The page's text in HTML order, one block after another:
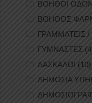
ΒΟΗΘΟΙ
ΒΟΗΘΟΣ
ΓΡΑΜΜΑΤΕΙΣ /
ΓΥΜΝΑΣΤΕΣ
ΔΑΣΚΑΛΟΙ (10)
ΔΗΜΟΣΙΑ